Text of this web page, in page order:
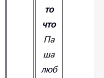
то
что
Па
ша
люб